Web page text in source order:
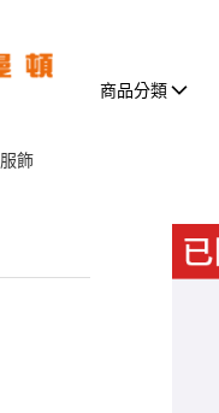
商品分類
服飾